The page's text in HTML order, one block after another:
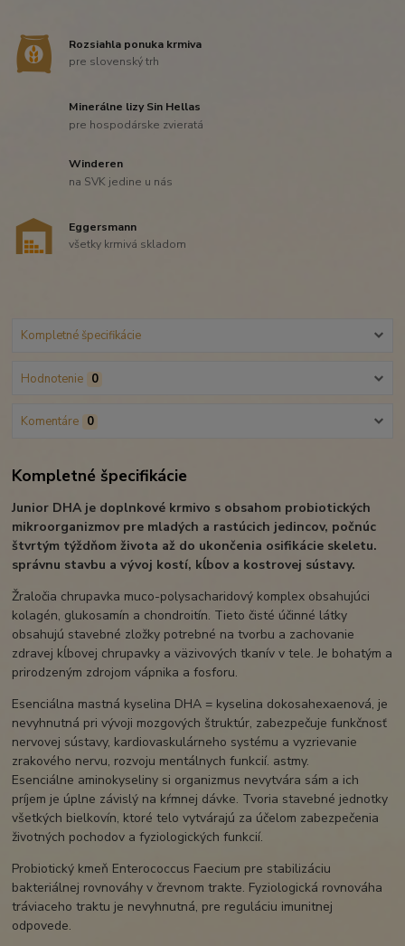
Rozsiahla ponuka krmiva
pre slovenský trh
Minerálne lizy Sin Hellas
pre hospodárske zvieratá
Winderen
na SVK jedine u nás
Eggersmann
všetky krmivá skladom
Kompletné špecifikácie
Hodnotenie 0
Komentáre 0
Kompletné špecifikácie
Junior DHA je doplnkové krmivo s obsahom probiotických
mikroorganizmov pre mladých a rastúcich jedincov, počnúc
štvrtým týždňom života až do ukončenia osifikácie skeletu.
správnu stavbu a vývoj kostí, kĺbov a kostrovej sústavy.
Žraločia chrupavka muco-polysacharidový komplex obsahujúci
kolagén, glukosamín a chondroitín. Tieto čisté účinné látky
obsahujú stavebné zložky potrebné na tvorbu a zachovanie
zdravej kĺbovej chrupavky a väzivových tkanív v tele. Je bohatým a
prirodzeným zdrojom vápnika a fosforu.
Esenciálna mastná kyselina DHA = kyselina dokosahexaenová, je
nevyhnutná pri vývoji mozgových štruktúr, zabezpečuje funkčnosť
nervovej sústavy, kardiovaskulárneho systému a vyzrievanie
zrakového nervu, rozvoju mentálnych funkcií. astmy.
Esenciálne aminokyseliny si organizmus nevytvára sám a ich
príjem je úplne závislý na kŕmnej dávke. Tvoria stavebné jednotky
všetkých bielkovín, ktoré telo vytvárajú za účelom zabezpečenia
životných pochodov a fyziologických funkcií.
Probiotický kmeň Enterococcus Faecium pre stabilizáciu
bakteriálnej rovnováhy v črevnom trakte. Fyziologická rovnováha
tráviaceho traktu je nevyhnutná, pre reguláciu imunitnej
odpovede.